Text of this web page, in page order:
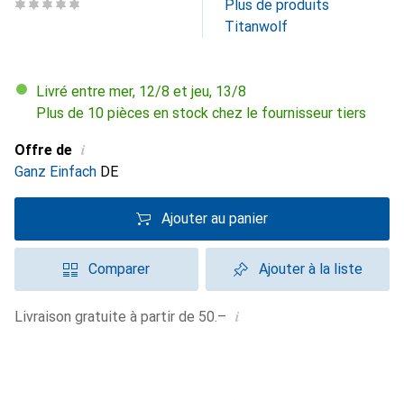
Plus de produits
Titanwolf
Livré entre mer, 12/8 et jeu, 13/8
Plus de 10 pièces en stock chez le fournisseur tiers
Offre de i
Ganz Einfach DE
Ajouter au panier
Comparer Ajouter à la liste
Livraison gratuite à partir de 50.– i